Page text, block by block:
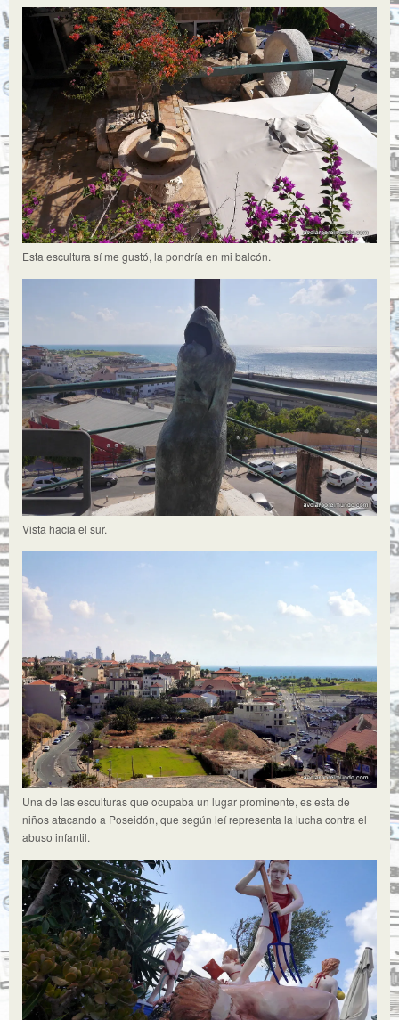
Esta escultura sí me gustó, la pondría en mi balcón.
Vista hacia el sur.
Una de las esculturas que ocupaba un lugar prominente, es esta de
niños atacando a Poseidón, que según leí representa la lucha contra el
abuso infantil.